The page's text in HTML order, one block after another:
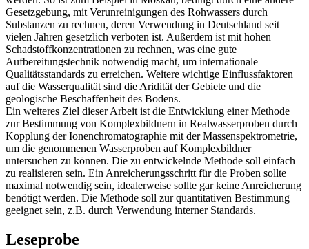
Gesetzgebung, mit Verunreinigungen des Rohwassers durch
Substanzen zu rechnen, deren Verwendung in Deutschland seit
vielen Jahren gesetzlich verboten ist. Außerdem ist mit hohen
Schadstoffkonzentrationen zu rechnen, was eine gute
Aufbereitungstechnik notwendig macht, um internationale
Qualitätsstandards zu erreichen. Weitere wichtige Einflussfaktoren
auf die Wasserqualität sind die Aridität der Gebiete und die
geologische Beschaffenheit des Bodens.
Ein weiteres Ziel dieser Arbeit ist die Entwicklung einer Methode
zur Bestimmung von Komplexbildnern in Realwasserproben durch
Kopplung der Ionenchromatographie mit der Massenspektrometrie,
um die genommenen Wasserproben auf Komplexbildner
untersuchen zu können. Die zu entwickelnde Methode soll einfach
zu realisieren sein. Ein Anreicherungsschritt für die Proben sollte
maximal notwendig sein, idealerweise sollte gar keine Anreicherung
benötigt werden. Die Methode soll zur quantitativen Bestimmung
geeignet sein, z.B. durch Verwendung interner Standards.
Leseprobe